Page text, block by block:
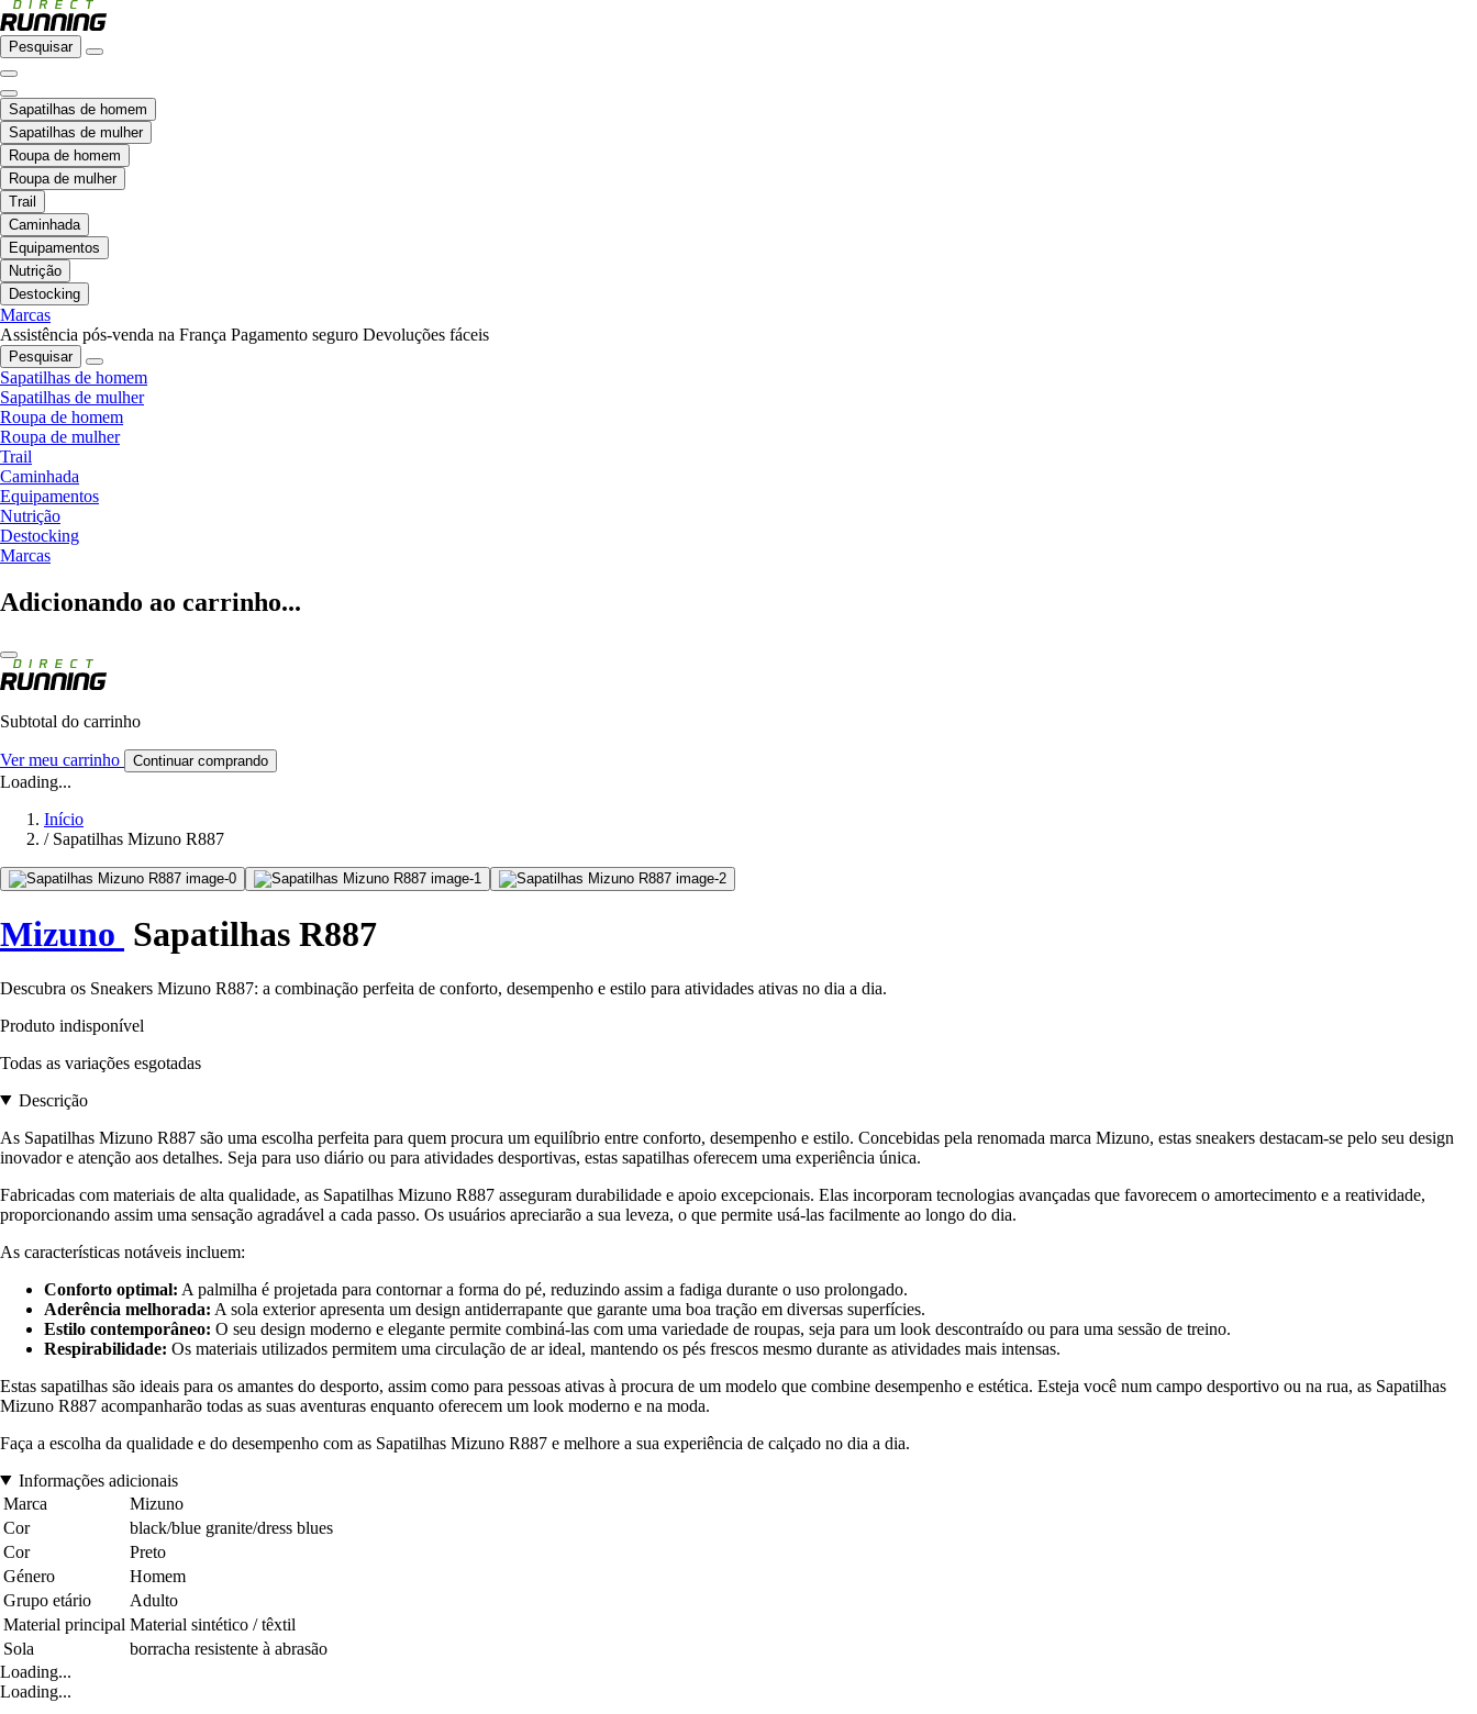
Pesquisar
Sapatilhas de homem
Sapatilhas de mulher
Roupa de homem
Roupa de mulher
Trail
Caminhada
Equipamentos
Nutrição
Destocking
Marcas
Assistência pós-venda na França Pagamento seguro Devoluções fáceis
Pesquisar
Sapatilhas de homem
Sapatilhas de mulher
Roupa de homem
Roupa de mulher
Trail
Caminhada
Equipamentos
Nutrição
Destocking
Marcas
Adicionando ao carrinho...
Subtotal do carrinho
Ver meu carrinho Continuar comprando
Loading...
Início
/ Sapatilhas Mizuno R887
Mizuno Sapatilhas R887
Descubra os Sneakers Mizuno R887: a combinação perfeita de conforto, desempenho e estilo para atividades ativas no dia a dia.
Produto indisponível
Todas as variações esgotadas
Descrição
As Sapatilhas Mizuno R887 são uma escolha perfeita para quem procura um equilíbrio entre conforto, desempenho e estilo. Concebidas pela renomada marca Mizuno, estas sneakers destacam-se pelo seu design
inovador e atenção aos detalhes. Seja para uso diário ou para atividades desportivas, estas sapatilhas oferecem uma experiência única.
Fabricadas com materiais de alta qualidade, as Sapatilhas Mizuno R887 asseguram durabilidade e apoio excepcionais. Elas incorporam tecnologias avançadas que favorecem o amortecimento e a reatividade,
proporcionando assim uma sensação agradável a cada passo. Os usuários apreciarão a sua leveza, o que permite usá-las facilmente ao longo do dia.
As características notáveis incluem:
Conforto optimal: A palmilha é projetada para contornar a forma do pé, reduzindo assim a fadiga durante o uso prolongado.
Aderência melhorada: A sola exterior apresenta um design antiderrapante que garante uma boa tração em diversas superfícies.
Estilo contemporâneo: O seu design moderno e elegante permite combiná-las com uma variedade de roupas, seja para um look descontraído ou para uma sessão de treino.
Respirabilidade: Os materiais utilizados permitem uma circulação de ar ideal, mantendo os pés frescos mesmo durante as atividades mais intensas.
Estas sapatilhas são ideais para os amantes do desporto, assim como para pessoas ativas à procura de um modelo que combine desempenho e estética. Esteja você num campo desportivo ou na rua, as Sapatilhas
Mizuno R887 acompanharão todas as suas aventuras enquanto oferecem um look moderno e na moda.
Faça a escolha da qualidade e do desempenho com as Sapatilhas Mizuno R887 e melhore a sua experiência de calçado no dia a dia.
Informações adicionais
Marca
Mizuno
Cor
black/blue granite/dress blues
Cor
Preto
Género
Homem
Grupo etário
Adulto
Material principal Material sintético / têxtil
Sola
borracha resistente à abrasão
Loading...
Loading...